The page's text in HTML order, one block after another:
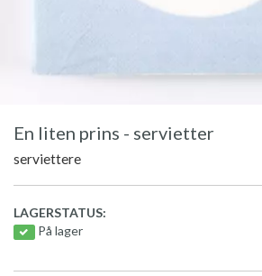
En liten prins - servietter
serviettere
LAGERSTATUS:
På lager